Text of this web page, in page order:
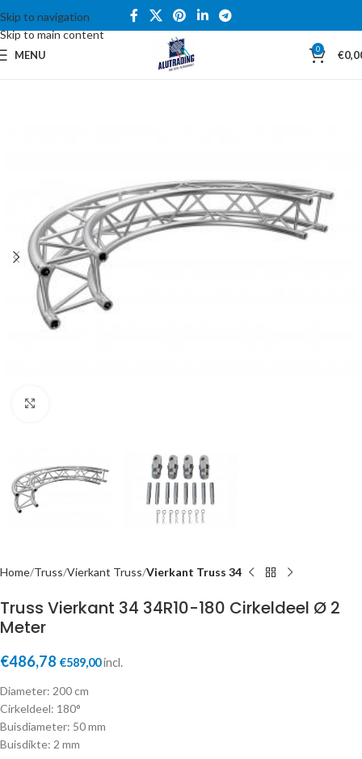
Skip to navigation
Skip to main content
MENU 0 €
Home Truss Vierkant Truss Vierkant Truss 34
Truss Vierkant 34 34R10-180 Cirkeldeel Ø 2
Meter
€486,78 €589,00incl.
Diameter: 200 cm
Cirkeldeel: 180°
Buisdiameter: 50 mm
Buisdikte: 2 mm